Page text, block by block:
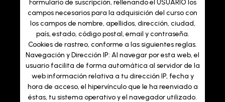
Formulario de suscripción, rellenando el USUARIO los
campos necesarios para la adquisición del curso con
los campos de nombre, apellidos, dirección, ciudad,
país, estado, código postal, email y contraseña.
Cookies de rastreo, conforme a las siguientes reglas.
Navegación y Dirección IP: Al navegar por esta web, el
usuario facilita de forma automática al servidor de la
web información relativa a tu dirección IP, fecha y
hora de acceso, el hipervínculo que le ha reenviado a
éstas, tu sistema operativo y el navegador utilizado.